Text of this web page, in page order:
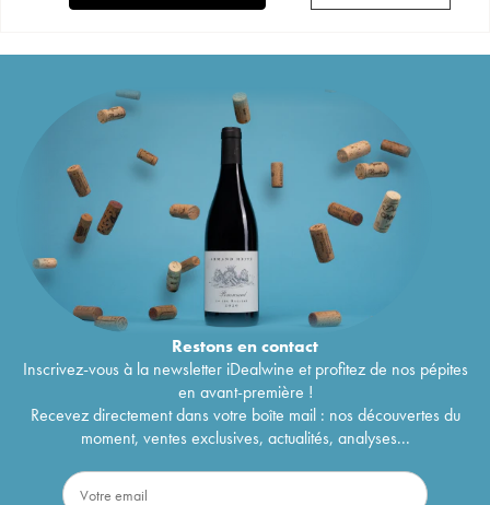
Restons encontact
Inscrivez-vous à la newsletter iDealwine et profitez de nos pépites
en avant-première !
Recevez directement dans votre boîte mail : nos découvertes du
moment, ventes exclusives, actualités, analyses...